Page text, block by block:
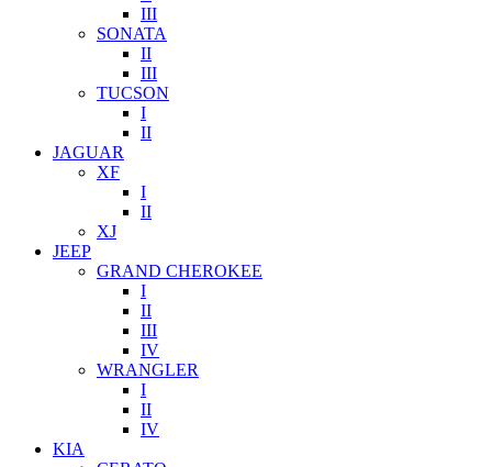
III
SONATA
II
III
TUCSON
I
II
JAGUAR
XF
I
II
XJ
JEEP
GRAND CHEROKEE
I
II
III
IV
WRANGLER
I
II
IV
KIA